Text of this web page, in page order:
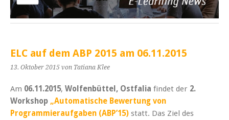
ELC auf dem ABP 2015 am 06.11.2015
13. Oktober 2015 von Tatiana Klee
Am 06.11.2015, Wolfenbüttel, Ostfalia findet der 2.
Workshop „Automatische Bewertung von
Programmieraufgaben (ABP’15) statt. Das Ziel des